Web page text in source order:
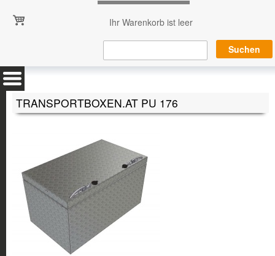
Ihr Warenkorb ist leer
TRANSPORTBOXEN.AT PU 176